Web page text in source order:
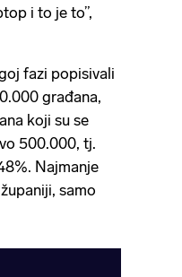
i to je to”,
fazi popisivali
građana,
koji su se
500.000, tj.
Najmanje
samo